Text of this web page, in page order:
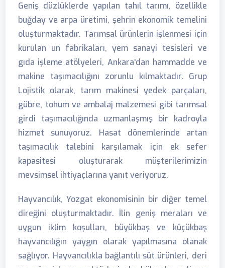
Geniş düzlüklerde yapılan tahıl tarımı, özellikle
buğday ve arpa üretimi, şehrin ekonomik temelini
oluşturmaktadır. Tarımsal ürünlerin işlenmesi için
kurulan un fabrikaları, yem sanayi tesisleri ve
gıda işleme atölyeleri, Ankara'dan hammadde ve
makine taşımacılığını zorunlu kılmaktadır. Grup
Lojistik olarak, tarım makinesi yedek parçaları,
gübre, tohum ve ambalaj malzemesi gibi tarımsal
girdi taşımacılığında uzmanlaşmış bir kadroyla
hizmet sunuyoruz. Hasat dönemlerinde artan
taşımacılık talebini karşılamak için ek sefer
kapasitesi oluşturarak müşterilerimizin
mevsimsel ihtiyaçlarına yanıt veriyoruz.
Hayvancılık, Yozgat ekonomisinin bir diğer temel
direğini oluşturmaktadır. İlin geniş meraları ve
uygun iklim koşulları, büyükbaş ve küçükbaş
hayvancılığın yaygın olarak yapılmasına olanak
sağlıyor. Hayvancılıkla bağlantılı süt ürünleri, deri